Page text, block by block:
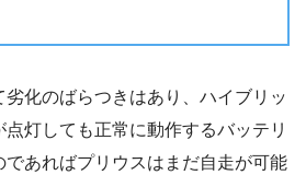
化のばらつきはあり、ハイブリッ
点灯しても正常に動作するバッテリ
であればプリウスはまだ自走が可能